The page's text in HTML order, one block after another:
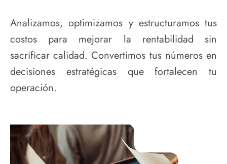
Analizamos, optimizamos y estructuramos tus
costos para mejorar la rentabilidad sin
sacrificar calidad. Convertimos tus números en
decisiones estratégicas que fortalecen tu
operación.